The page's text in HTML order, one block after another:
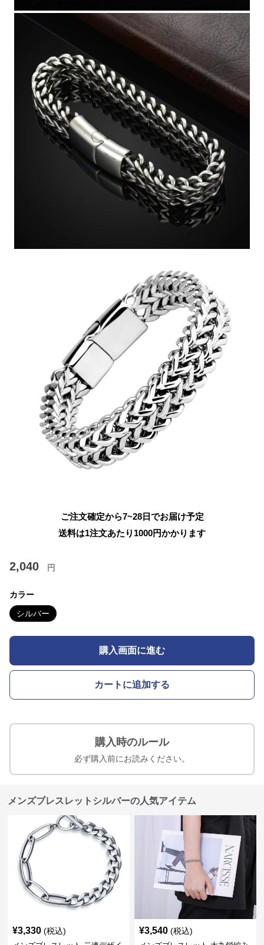
ご注文確定から7~28日でお届け予定
送料は1注文あたり 1000円かかります
2,040 円
カラー
シルバー
購入画面に進む
カートに追加する
購入時のルール
必ず購入前にお読みください。
メンズブレスレットシルバーの人気アイテム
¥3,330 (税込) ¥3,540 (税込)